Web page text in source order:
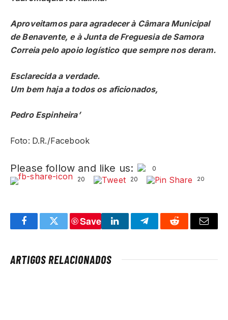
Aproveitamos para agradecer à Câmara Municipal
de Benavente, e à Junta de Freguesia de Samora
Correia pelo apoio logístico que sempre nos deram.
Esclarecida a verdade.
Um bem haja a todos os aficionados,
Pedro Espinheira’
Foto: D.R./Facebook
Please follow and like us:
0
20
20 20
FacebookTwitter
Save
LinkedInTelegramReddit Email
ARTIGOS RELACIONADOS